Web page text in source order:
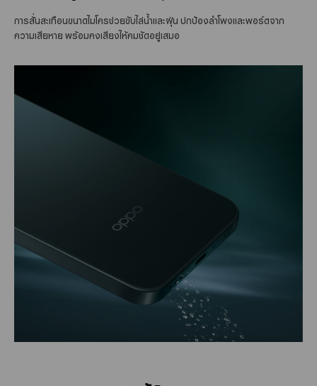
การสั่นสะเทือนขนาดไมโครช่วยขับไล่น้ำและฝุ่น ปกป้องลำโพงและพอร์ตจาก
ความเสียหาย พร้อมคงเสียงให้คมชัดอยู่เสมอ